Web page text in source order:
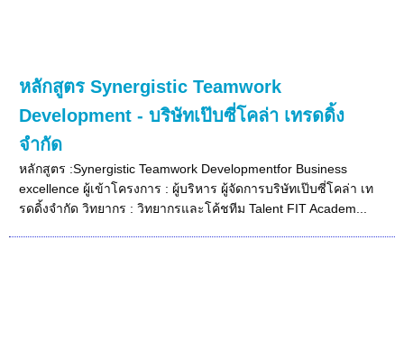
หลักสูตร Synergistic Teamwork
Development - บริษัทเป๊บซี่โคล่า เทรดดิ้ง
จำกัด
หลักสูตร :Synergistic Teamwork Developmentfor Business
excellence ผู้เข้าโครงการ : ผู้บริหาร ผู้จัดการบริษัทเป๊บซี่โคล่า เท
รดดิ้งจำกัด วิทยากร : วิทยากรและโค้ชทีม Talent FIT Academ...